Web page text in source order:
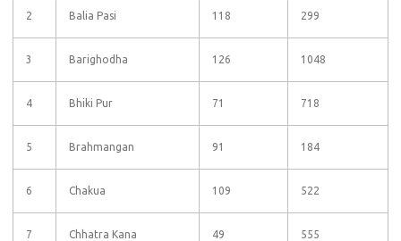
2 Balia Pasi 118 299
3 Barighodha 126 1048
4 Bhiki Pur 71 718
5 Brahmangan 91 184
6 Chakua 109 522
7 Chhatra Kana 49 555